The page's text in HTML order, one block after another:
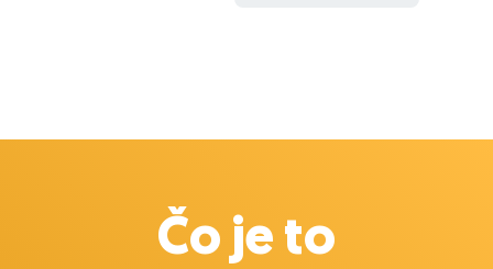
konkrétnu šablónu a určiť konkrétne časové okno.
objednávke ručne, ale z eshopov nám chodí v rámci
súboru s objednávkou aj táto informácia.
Čo je to